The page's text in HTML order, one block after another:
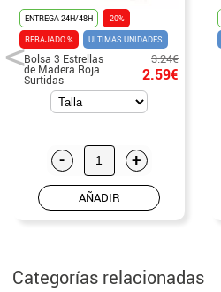
ENTREGA 24H/48H
-20%
REBAJADO %
ÚLTIMAS UNIDADES
Bolsa 3 Estrellas
de Madera Roja
Surtidas
3.24€
2.59€
- +
AÑADIR
Categorías relacionadas